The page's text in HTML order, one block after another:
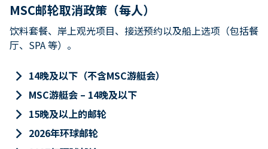
MSC邮轮取消政策（每人）
饮料套餐、岸上观光项目、接送预约以及船上选项（包括餐
厅、SPA 等）。
keyboard_arrow_right 14晚及以下（不含MSC游艇会）
keyboard_arrow_right MSC游艇会 – 14晚及以下
keyboard_arrow_right 15晚及以上的邮轮
keyboard_arrow_right 2026年环球邮轮